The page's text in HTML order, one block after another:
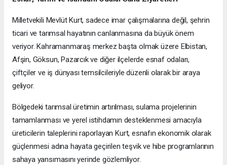
Milletvekili Mevlüt Kurt, sadece imar çalışmalarına değil, şehrin
ticari ve tarımsal hayatının canlanmasına da büyük önem
veriyor. Kahramanmaraş merkez başta olmak üzere Elbistan,
Afşin, Göksun, Pazarcık ve diğer ilçelerde esnaf odaları,
çiftçiler ve iş dünyası temsilcileriyle düzenli olarak bir araya
geliyor.
Bölgedeki tarımsal üretimin artırılması, sulama projelerinin
tamamlanması ve yerel istihdamın desteklenmesi amacıyla
üreticilerin taleplerini raporlayan Kurt, esnafın ekonomik olarak
güçlenmesi adına hayata geçirilen teşvik ve hibe programlarının
sahaya yansımasını yerinde gözlemliyor.